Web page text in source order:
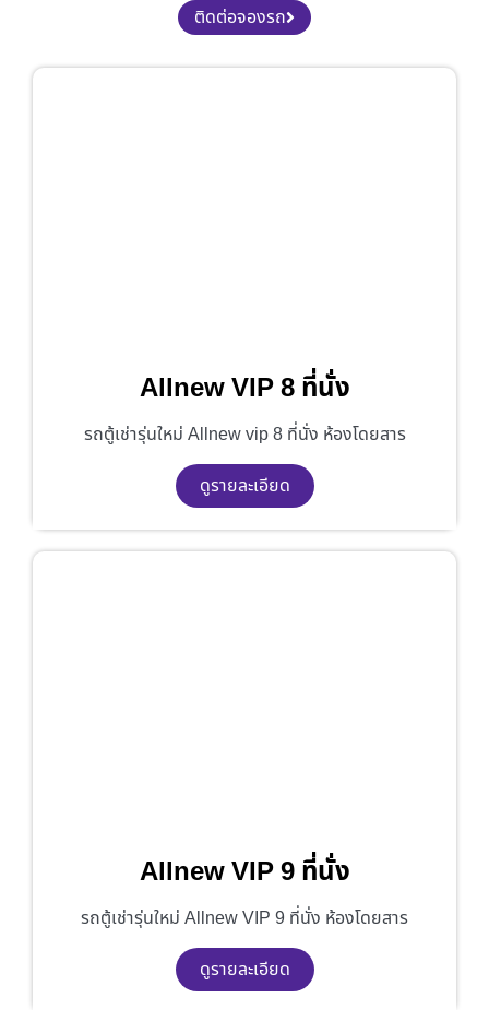
ติดต่อจองรถ
Allnew VIP 8 ที่นั่ง
รถตู้เช่ารุ่นใหม่ Allnew vip 8 ที่นั่ง ห้องโดยสาร
ดูรายละเอียด
Allnew VIP 9 ที่นั่ง
รถตู้เช่ารุ่นใหม่ Allnew VIP 9 ที่นั่ง ห้องโดยสาร
ดูรายละเอียด